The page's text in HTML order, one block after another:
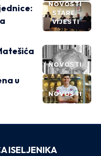
NOVOSTI
STARE
VIJESTI
NOVOSTI
NOVOSTI
u
ISELJENIKA